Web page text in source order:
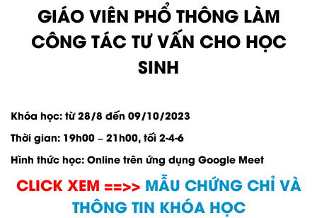
GIÁO VIÊN PHỔ THÔNG LÀM
CÔNG TÁC TƯ VẤN CHO HỌC
SINH
Khóa học: từ 28/8 đến 09/10/2023
Thời gian: 19h00 – 21h00, tối 2-4-6
Hình thức học: Online trên ứng dụng Google Meet
CLICK XEM ==>> MẪU CHỨNG CHỈ VÀ
THÔNG TIN KHÓA HỌC